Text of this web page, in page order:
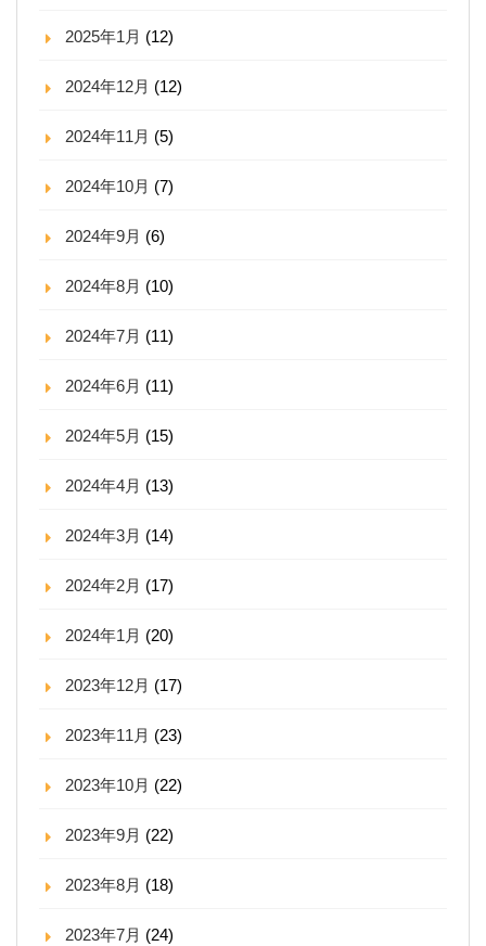
2025年1月 (12)
2024年12月 (12)
2024年11月 (5)
2024年10月 (7)
2024年9月 (6)
2024年8月 (10)
2024年7月 (11)
2024年6月 (11)
2024年5月 (15)
2024年4月 (13)
2024年3月 (14)
2024年2月 (17)
2024年1月 (20)
2023年12月 (17)
2023年11月 (23)
2023年10月 (22)
2023年9月 (22)
2023年8月 (18)
2023年7月 (24)